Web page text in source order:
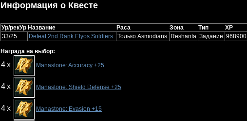
Информация о Квесте
Ур/рекУр Название Раса Зона Тип
XP
33/25
Defeat 2nd Rank Elyos Soldiers Только Asmodians Reshanta Задание 968900
Награда на выбор:
4 X Manastone: Accuracy +25
4 X Manastone: Shield Defense +25
4 X Manastone: Evasion +15